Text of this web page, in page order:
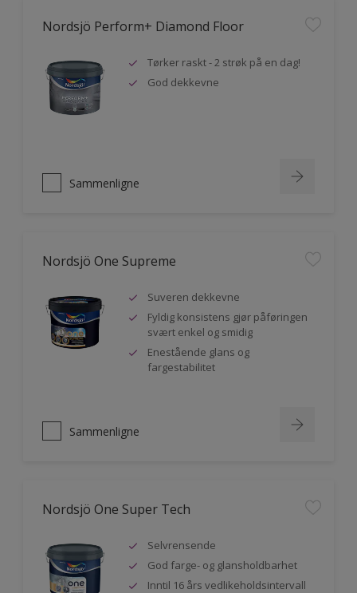
Nordsjö Perform+ Diamond Floor
Tørker raskt - 2 strøk på en dag!
God dekkevne
Sammenligne
Nordsjö One Supreme
Suveren dekkevne
Fyldig konsistens gjør påføringen
svært enkel og smidig
Enestående glans og
fargestabilitet
Sammenligne
Nordsjö One Super Tech
Selvrensende
God farge- og glansholdbarhet
Inntil 16 års vedlikeholdsintervall